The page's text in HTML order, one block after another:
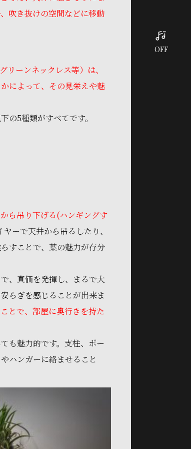
OFF
吹き抜けの空間などに移動
リーンネックレス等）は、
によって、その見栄えや魅
の5種類がすべてです。
ら吊り下げる(ハンギングす
ヤーで天井から吊るしたり、
すことで、葉の魅力が存分
、真価を発揮し、まるで大
らぎを感じることが出来ま
とで、部屋に奥行きを持た
も魅力的です。支柱、ポー
ハンガーに絡ませること